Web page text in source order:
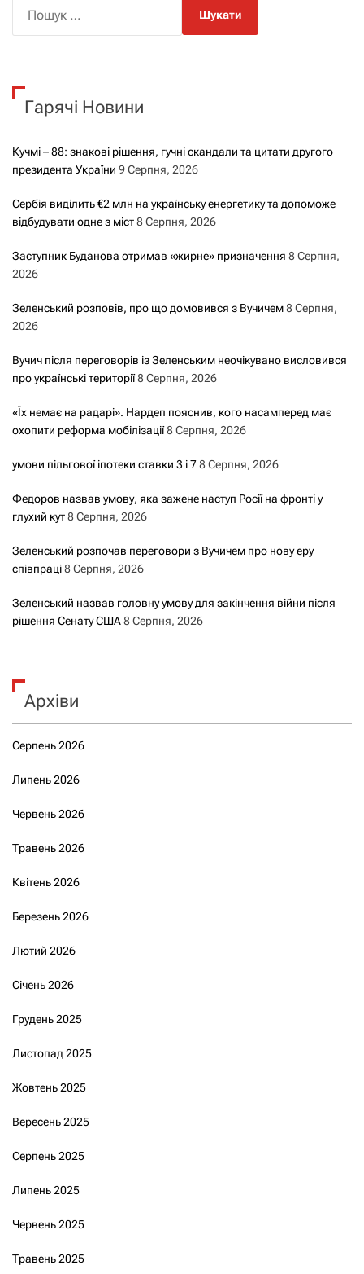
к
Гарячі Новини
Кучмі – 88: знакові рішення, гучні скандали та цитати другого
президента України 9 Серпня, 2026
Сербія виділить €2 млн на українську енергетику та допоможе
відбудувати одне з міст8 Серпня, 2026
Заступник Буданова отримав «жирне» призначення 8 Серпня,
2026
Зеленський розповів, про що домовився з Вучичем8 Серпня,
2026
Вучич після переговорів із Зеленським неочікувано висловився
про українські території8 Серпня, 2026
«Їх немає на радарі». Нардеп пояснив, кого насамперед має
охопити реформа мобілізації8 Серпня, 2026
умови пільгової іпотеки ставки 3 і 78 Серпня, 2026
Федоров назвав умову, яка зажене наступ Росії на фронті у
глухий кут8 Серпня, 2026
Зеленський розпочав переговори з Вучичем про нову еру
співпраці8 Серпня, 2026
Зеленський назвав головну умову для закінчення війни після
рішення Сенату США8 Серпня, 2026
Архіви
Серпень 2026
Липень 2026
Червень 2026
Травень 2026
Квітень 2026
Березень 2026
Лютий 2026
Січень 2026
Грудень 2025
Листопад 2025
Жовтень 2025
Вересень 2025
Серпень 2025
Липень 2025
Червень 2025
Травень 2025